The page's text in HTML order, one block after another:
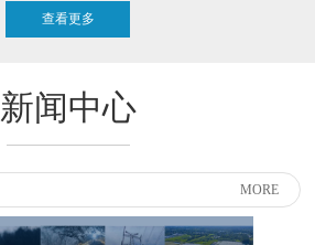
查看更多
新闻中心
MORE